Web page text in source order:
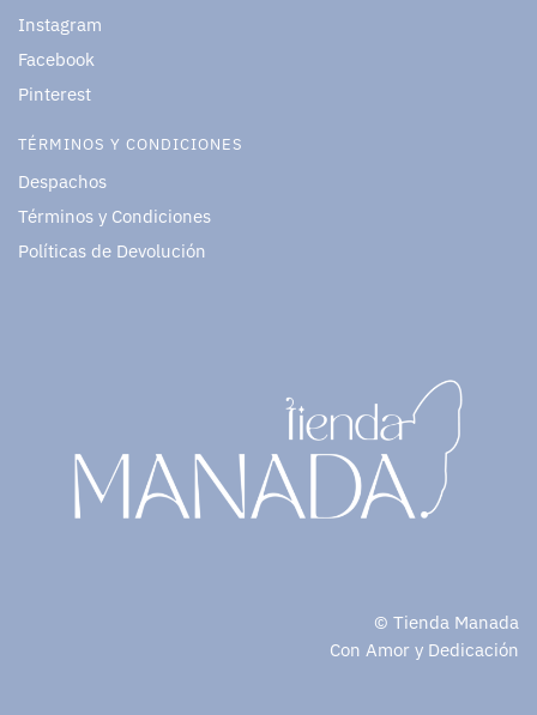
Instagram
Facebook
Pinterest
TÉRMINOS Y CONDICIONES
Despachos
Términos y Condiciones
Políticas de Devolución
© Tienda Manada
Con Amor y Dedicación